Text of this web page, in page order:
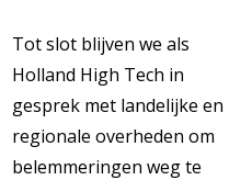
Tot slot blijven we als
Holland High Tech in
gesprek met landelijke en
regionale overheden om
belemmeringen weg te